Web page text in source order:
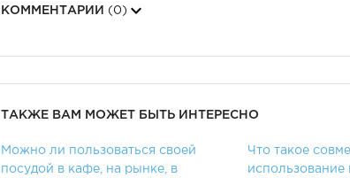
КОММЕНТАРИИ (0)
ТАКЖЕ ВАМ МОЖЕТ БЫТЬ ИНТЕРЕСНО
Можно ли пользоваться своей
посудой в кафе, на рынке, в
Что такое